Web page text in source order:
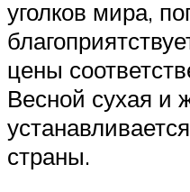
уголков мира,
цены
Весной сухая и
страны.